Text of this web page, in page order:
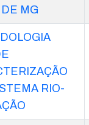
MG
RIO-